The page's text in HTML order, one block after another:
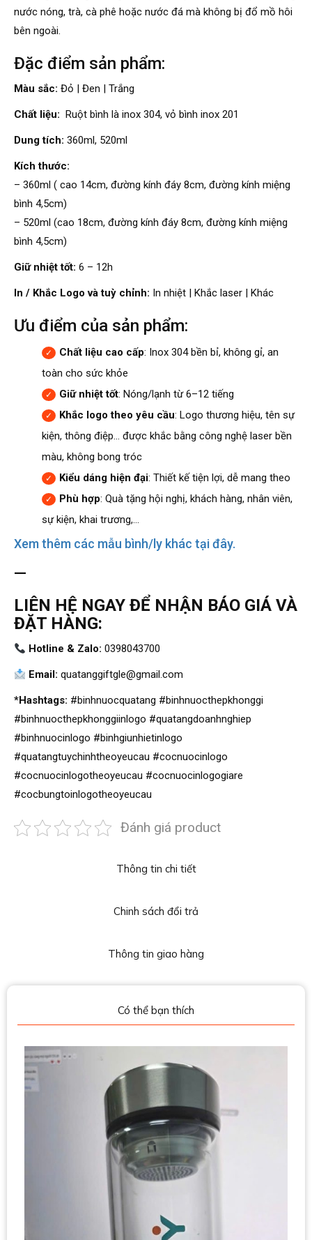
Thông tin chi tiết
Chinh sách đổi trả
Thông tin giao hàng
nước nóng, trà, cà phê hoặc nước đá mà không bị đổ mồ hôi
bên ngoài.
Đặc điểm sản phẩm:
Màu sắc: Đỏ | Đen | Trắng
Chất liệu: Ruột bình là inox 304, vỏ bình inox 201
Dung tích: 360ml, 520ml
Kích thước:
– 360ml ( cao 14cm, đường kính đáy 8cm, đường kính miệng
bình 4,5cm)
– 520ml (cao 18cm, đường kính đáy 8cm, đường kính miệng
bình 4,5cm)
Giữ nhiệt tốt: 6 – 12h
In / Khắc Logo và tuỳ chỉnh: In nhiệt | Khắc laser | Khác
Ưu điểm của sản phẩm:
Chất liệu cao cấp: Inox 304 bền bỉ, không gỉ, an
toàn cho sức khỏe
Giữ nhiệt tốt: Nóng/lạnh từ 6–12 tiếng
Khắc logo theo yêu cầu: Logo thương hiệu, tên sự
kiện, thông điệp… được khắc bằng công nghệ laser bền
màu, không bong tróc
Kiểu dáng hiện đại: Thiết kế tiện lợi, dễ mang theo
Phù hợp: Quà tặng hội nghị, khách hàng, nhân viên,
sự kiện, khai trương,…
Xem thêm các mẫu bình/ly khác tại đây.
—
LIÊN HỆ NGAY ĐỂ NHẬN BÁO GIÁ VÀ
ĐẶT HÀNG:
Hotline & Zalo: 0398043700
Email: quatanggiftgle@gmail.com
*Hashtags: #binhnuocquatang #binhnuocthepkhonggi
#binhnuocthepkhonggiinlogo #quatangdoanhnghiep
#binhnuocinlogo #binhgiunhietinlogo
#quatangtuychinhtheoyeucau #cocnuocinlogo
#cocnuocinlogotheoyeucau #cocnuocinlogogiare
#cocbungtoinlogotheoyeucau
Đánh giá product
Có thể bạn thích